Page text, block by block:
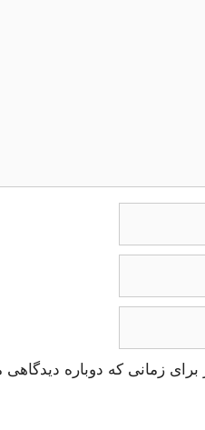
زمانی که دوباره